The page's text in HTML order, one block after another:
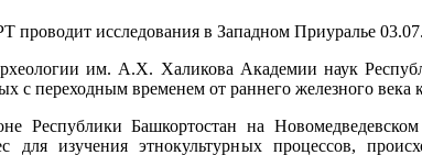
им. А.Х. Халикова Академии наук
с переходным временем от раннего железного века
Республики Башкортостан на
для изучения этнокультурных процессов,